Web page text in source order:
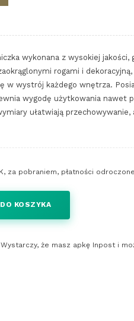
wykonana z wysokiej jakości,
rogami i
w wystrój każdego wnętrza.
wygodę użytkowania nawet
ułatwiają przechowywanie,
za pobraniem, płatności
KOSZYKA
że masz apkę Inpost i